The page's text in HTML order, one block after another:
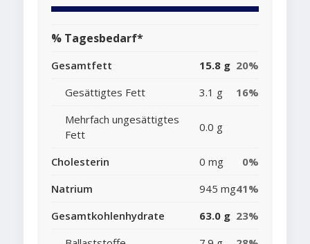
% Tagesbedarf*
Gesamtfett 15.8 g 20%
Gesättigtes Fett
3.1 g
16%
Mehrfach ungesättigtes
Fett
0.0 g
Cholesterin 0 mg
0%
Natrium
945 mg41%
Gesamtkohlenhydrate
63.0 g 23%